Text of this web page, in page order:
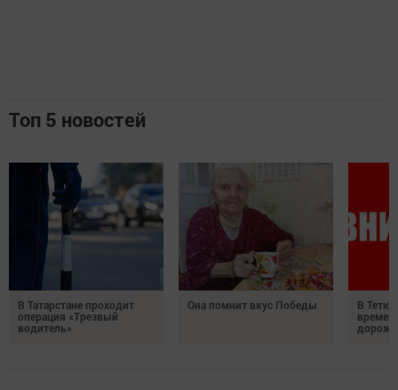
Топ 5 новостей
В Татарстане проходит
операция «Трезвый
водитель»
Она помнит вкус Победы
В